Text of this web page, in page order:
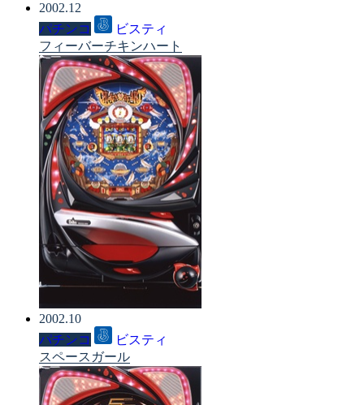
2002.12
パチンコ
ビスティ
フィーバーチキンハート
2002.10
パチンコ
ビスティ
スペースガール